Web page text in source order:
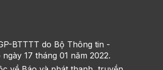
BTTTT do Bộ Thông tin -
17 tháng 01 năm 2022.